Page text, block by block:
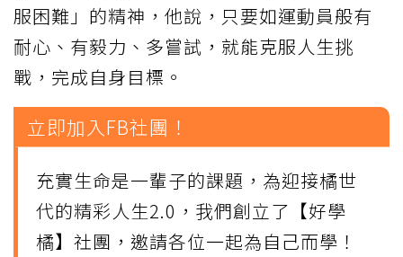
服困難」的精神，他說，只要如運動員般有
耐心、有毅力、多嘗試，就能克服人生挑
戰，完成自身目標。
立即加入FB社團！
充實生命是一輩子的課題，為迎接橘世
代的精彩人生2.0，我們創立了【好學
橘】社團，邀請各位一起為自己而學！